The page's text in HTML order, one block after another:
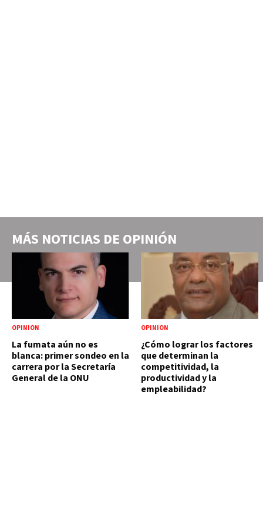
MÁS NOTICIAS DE OPINIÓN
OPINIÓN
La fumata aún no es
blanca: primer sondeo en la
carrera por la Secretaría
General de la ONU
OPINIÓN
¿Cómo lograr los factores
que determinan la
competitividad, la
productividad y la
empleabilidad?